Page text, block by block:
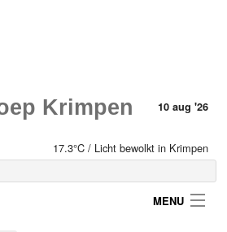
Krimpen 10 aug '26
17.3°C / Licht bewolkt in Krimpen
MENU